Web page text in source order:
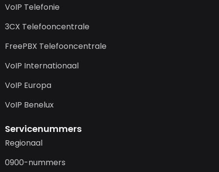
VoIP Telefonie
3CX Telefooncentrale
FreePBX Telefooncentrale
VoIP Internationaal
VoIP Europa
VoIP Benelux
Servicenummers
Regionaal
0900-nummers